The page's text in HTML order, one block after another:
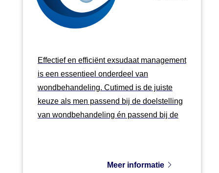
Effectief en efficiënt exsudaat management
is een essentieel onderdeel van
wondbehandeling. Cutimed is de juiste
keuze als men passend bij de doelstelling
van wondbehandeling én passend bij de
Meer informatie